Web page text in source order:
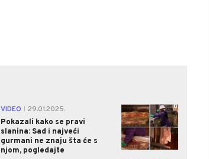
VIDEO
29.01.2025.
Pokazali kako se pravi
slanina: Sad i najveći
gurmani ne znaju šta će s
njom, pogledajte
0